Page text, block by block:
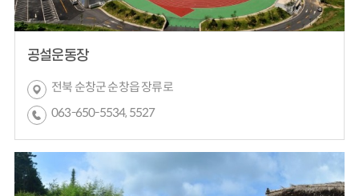
공설운동장
전북 순창군 순창읍 장류로
063-650-5534, 5527